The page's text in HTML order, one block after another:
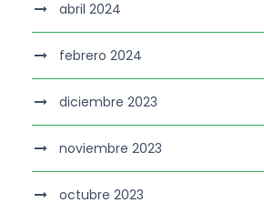
abril 2024
febrero 2024
diciembre 2023
noviembre 2023
octubre 2023